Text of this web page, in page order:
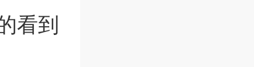
看到